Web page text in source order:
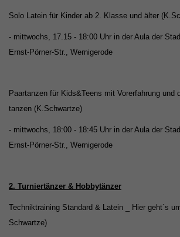
Solo Latein für Kinder ab 2. Klasse und älter
- mittwochs, 17.15 - 18:00 Uhr in der Aula der
Ernst-Pörner-Str., Wernigerode
Paartanzen für Kids&Teens mit Vorerfahrung und
tanzen (K.Schwartze)
- mittwochs, 18:00 - 18:45 Uhr in der Aula der
Ernst-Pörner-Str., Wernigerode
2. Turniertänzer & Hobbytänzer
Techniktraining Standard & Latein _ Hier geht´s
Schwartze)